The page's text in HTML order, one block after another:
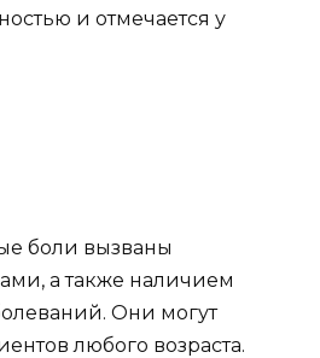
и отмечается у
боли вызваны
а также наличием
Они могут
любого возраста.